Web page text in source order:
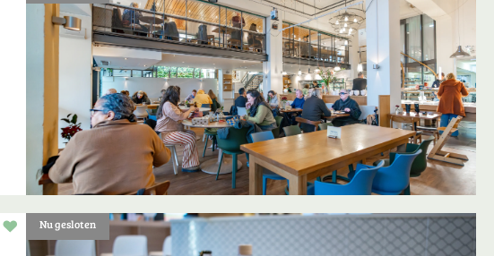
Nu gesloten
Restaurant toevoegen aan favorieten